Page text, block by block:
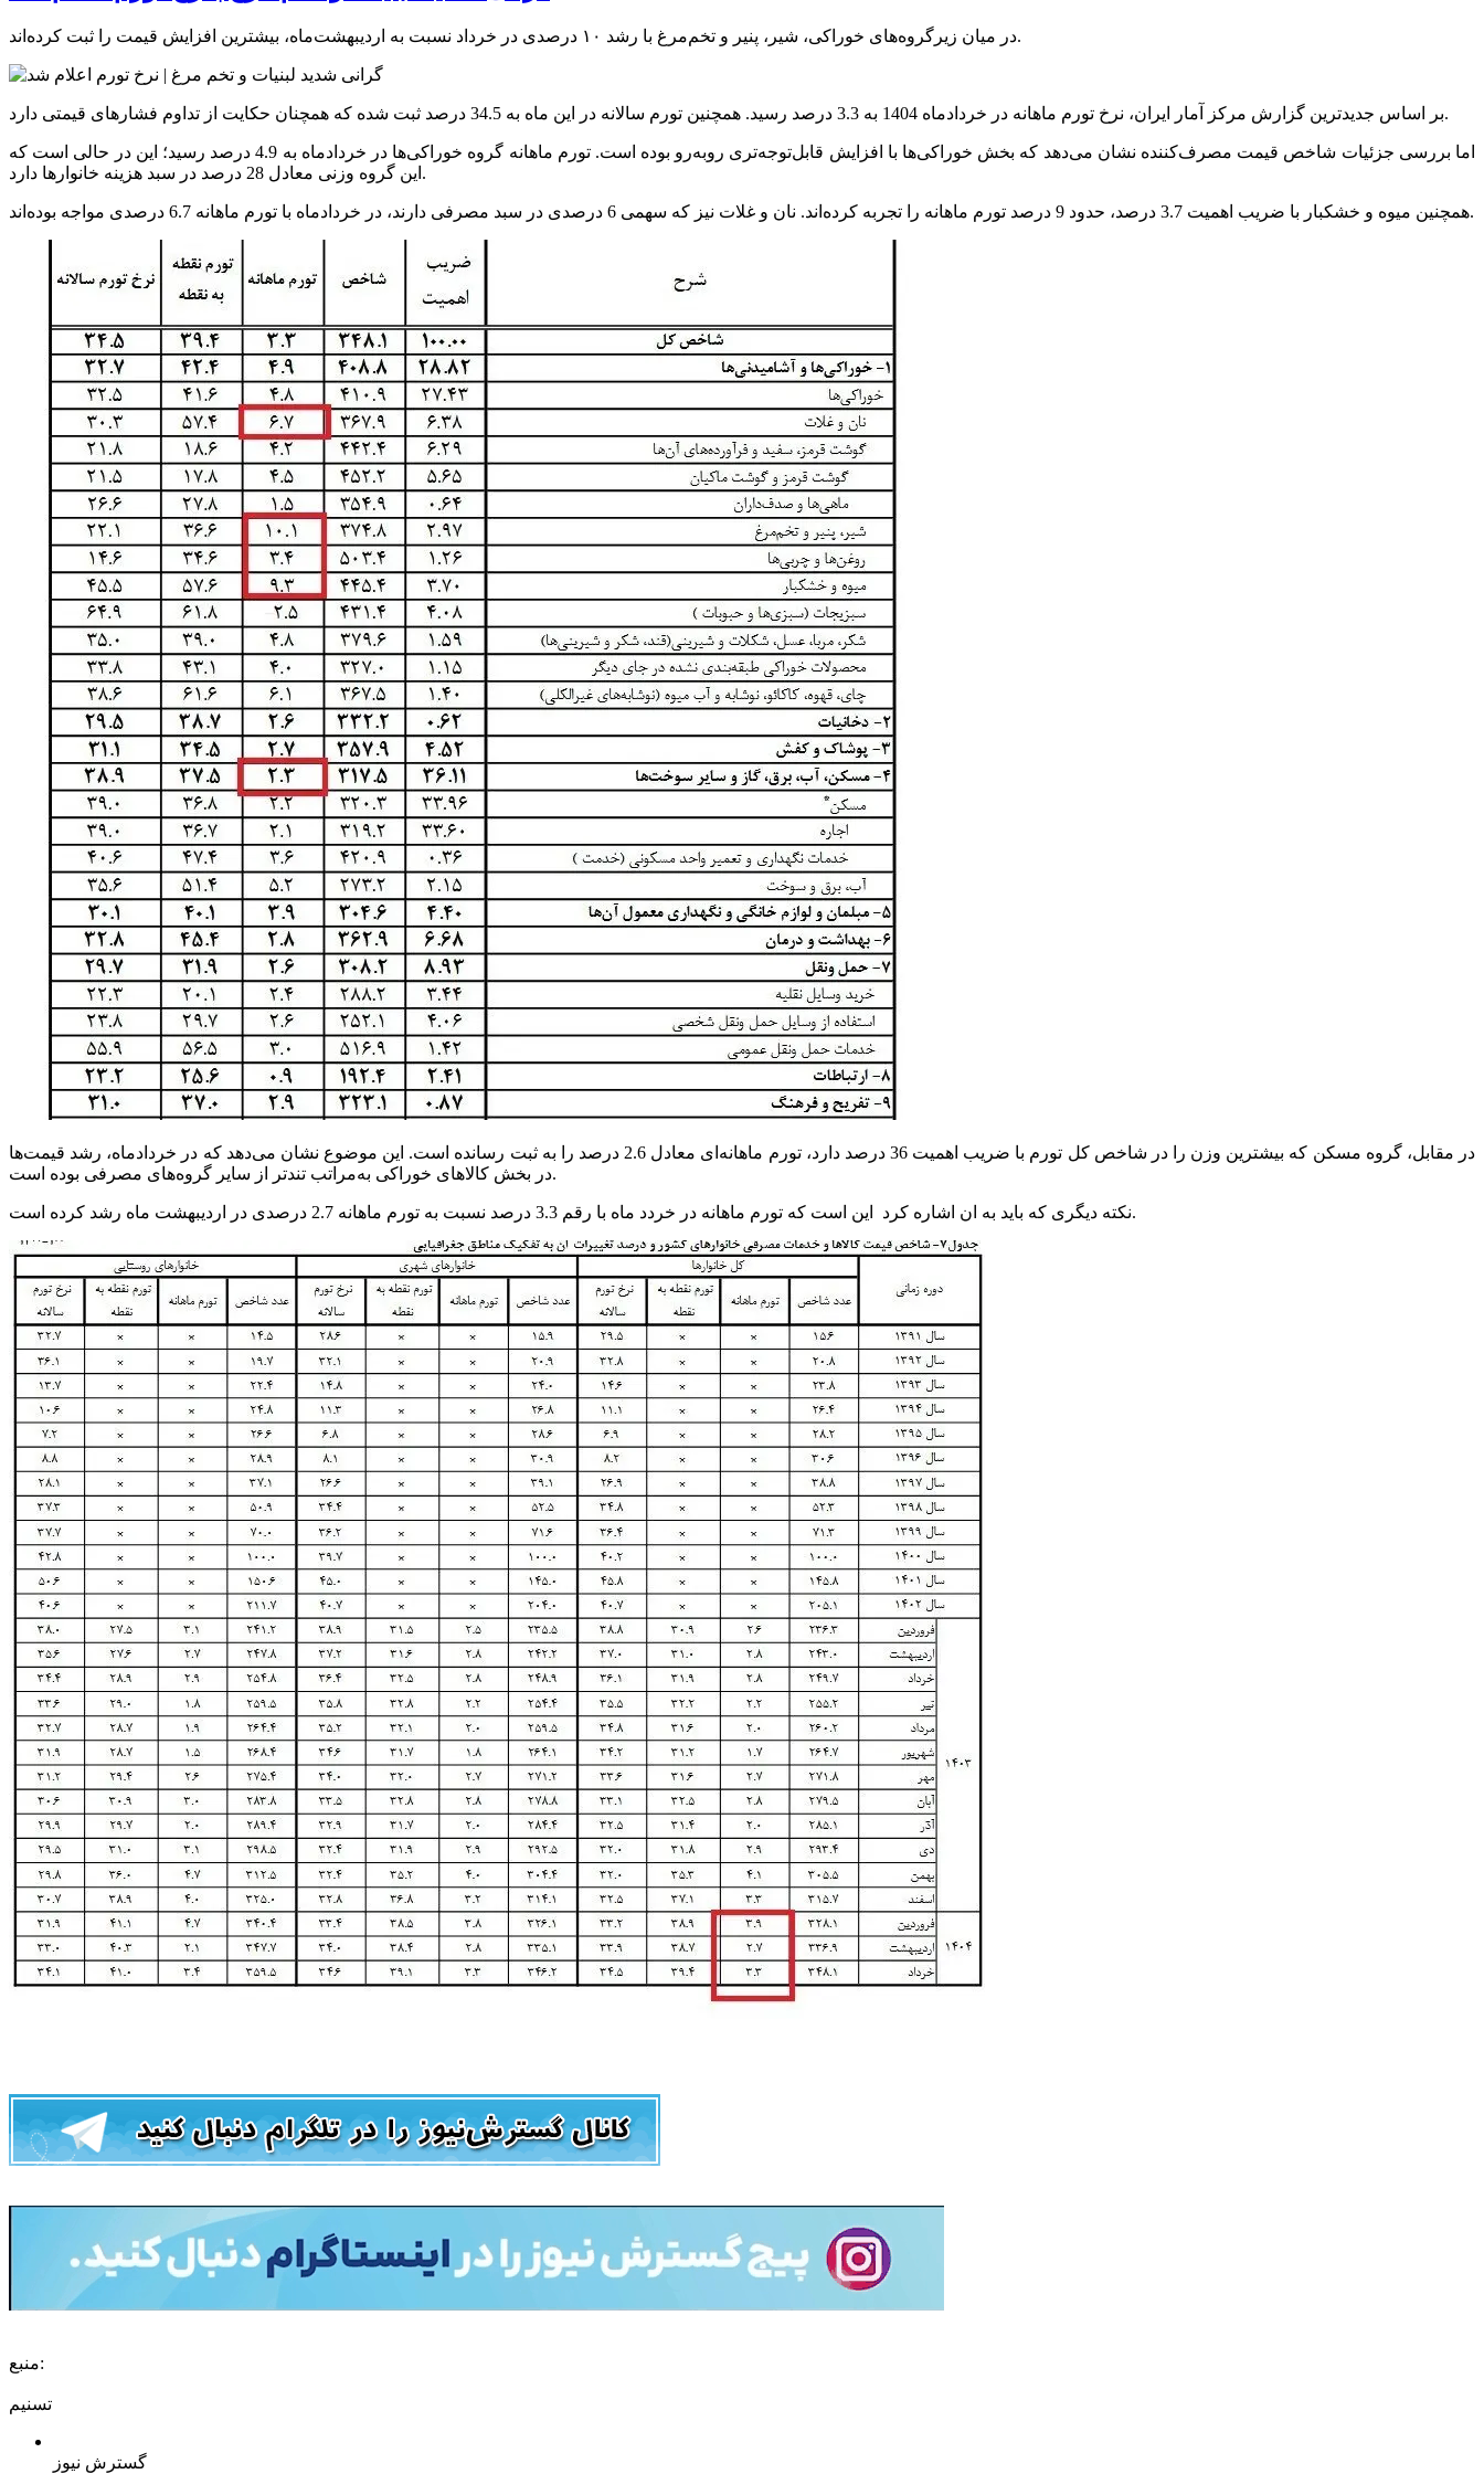
در میان زیرگروه‌های خوراکی، شیر، پنیر و تخم‌مرغ با رشد ۱۰ درصدی در خرداد نسبت به اردیبهشت‌ماه، بیشترین افزایش قیمت را ثبت کرده‌اند.
بر اساس جدیدترین گزارش مرکز آمار ایران، نرخ تورم ماهانه در خردادماه 1404 به 3.3 درصد رسید. همچنین تورم سالانه در این ماه به 34.5 درصد ثبت شده که همچنان حکایت از تداوم فشارهای قیمتی دارد.
اما بررسی جزئیات شاخص قیمت مصرف‌کننده نشان می‌دهد که بخش خوراکی‌ها با افزایش قابل‌توجه‌تری روبه‌رو بوده است. تورم ماهانه گروه خوراکی‌ها در خردادماه به 4.9 درصد رسید؛ این در حالی است که
این گروه وزنی معادل 28 درصد در سبد هزینه خانوارها دارد.
همچنین میوه و خشکبار با ضریب اهمیت 3.7 درصد، حدود 9 درصد تورم ماهانه را تجربه کرده‌اند. نان و غلات نیز که سهمی 6 درصدی در سبد مصرفی دارند، در خردادماه با تورم ماهانه 6.7 درصدی مواجه بوده‌اند.
در مقابل، گروه مسکن که بیشترین وزن را در شاخص کل تورم با ضریب اهمیت 36 درصد دارد، تورم ماهانه‌ای معادل 2.6 درصد را به ثبت رسانده است. این موضوع نشان می‌دهد که در خردادماه، رشد قیمت‌ها
در بخش کالاهای خوراکی به‌مراتب تندتر از سایر گروه‌های مصرفی بوده است.
نکته دیگری که باید به ان اشاره کرد این است که تورم ماهانه در خردد ماه با رقم 3.3 درصد نسبت به تورم ماهانه 2.7 درصدی در اردیبهشت ماه رشد کرده است.
منبع:
تسنیم
گسترش نیوز